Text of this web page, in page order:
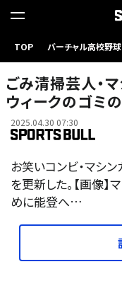
TOP バーチャル高校野球
ごみ清掃芸人・
ウィークのゴミ
2025.04.30 07:30
お笑いコンビ・マシ
を更新した。【画像
めに能登へ…